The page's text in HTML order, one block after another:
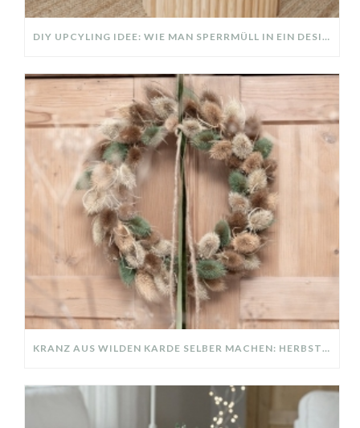
DIY UPCYLING IDEE: WIE MAN SPERRMÜLL IN EIN DESIGNER TEIL VERWANDELT
KRANZ AUS WILDEN KARDE SELBER MACHEN: HERBSTDEKO GANZ EINFACH